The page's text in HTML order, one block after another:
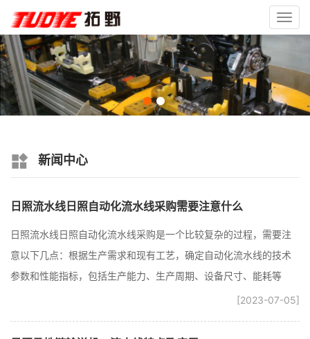
新闻中心
日照流水线日照自动化流水线采购需要注意什么
日照流水线日照自动化流水线采购是一个比较复杂的过程，需要注
意以下几点：根据生产需求和现有工艺，确定自动化流水线的技术
参数和性能指标，包括生产能力、生产周期、设备尺寸、能耗等
[2023-07-05]